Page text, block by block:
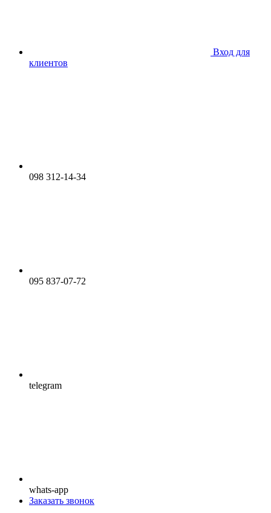
Вход для
клиентов
098 312-14-34
095 837-07-72
telegram
whats-app
Заказать звонок